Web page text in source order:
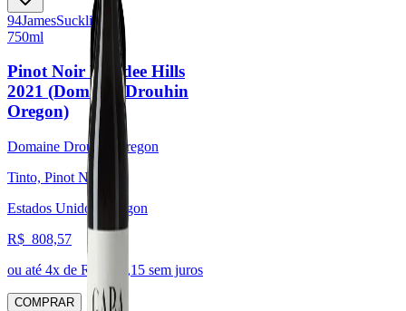
94JamesSuckling
750ml
Pinot Noir Dundee Hills
2021 (Domaine Drouhin
Oregon)
Domaine Drouhin Oregon
Tinto, Pinot Noir
Estados Unidos, Oregon
R$ 808,57
ou até 4x de R$ 202,15 sem juros
COMPRAR